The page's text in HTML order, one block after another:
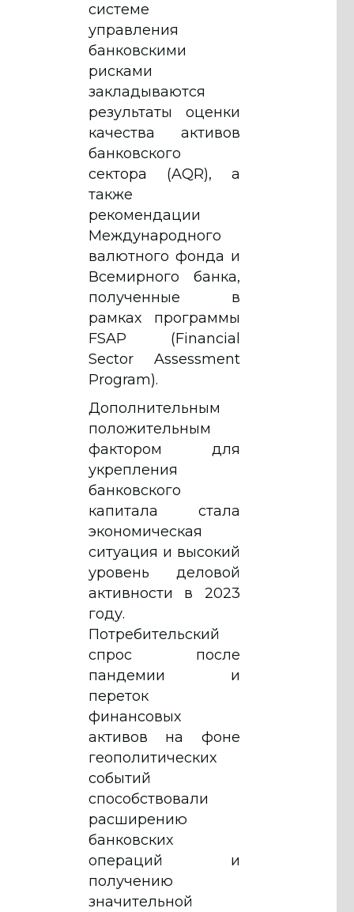
системе
управления
банковскими
рисками
закладываются
результаты оценки
качества активов
банковского
сектора (AQR), а
также
рекомендации
Международного
валютного фонда и
Всемирного банка,
полученные в
рамках программы
FSAP (Financial
Sector Assessment
Program).
Дополнительным
положительным
фактором для
укрепления
банковского
капитала стала
экономическая
ситуация и высокий
уровень деловой
активности в 2023
году.
Потребительский
спрос после
пандемии и
переток
финансовых
активов на фоне
геополитических
событий
способствовали
расширению
банковских
операций и
получению
значительной